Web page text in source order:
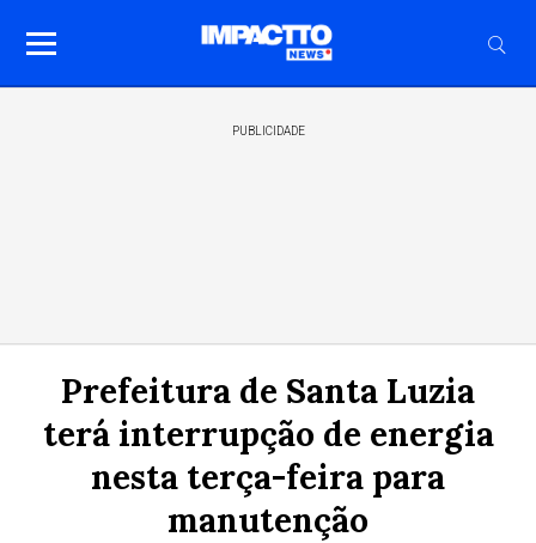
PUBLICIDADE
Prefeitura de Santa Luzia
terá interrupção de energia
nesta terça-feira para
manutenção